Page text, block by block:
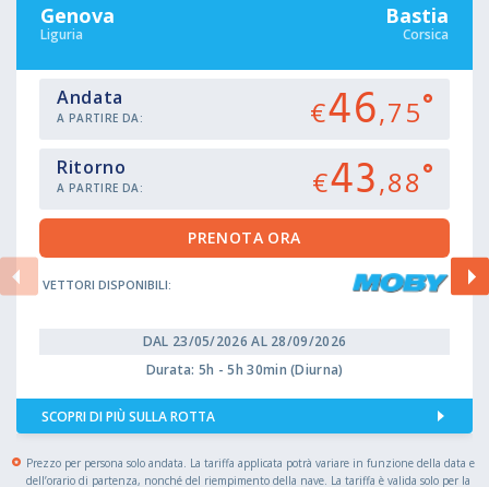
Genova
Liguria
Bastia
Corsica
Andata
A PARTIRE DA: €46,75
Ritorno
A PARTIRE DA: €43,88
VETTORI DISPONIBILI:
DAL 23/05/2026 AL 28/09/2026
Durata: 5h - 5h 30min (Diurna)
SCOPRI DI PIÙ SULLA ROTTA
Prezzo per persona solo andata. La tariffa applicata potrà variare in funzione della data e
dell’orario di partenza, nonché del riempimento della nave. La tariffa è valida solo per la